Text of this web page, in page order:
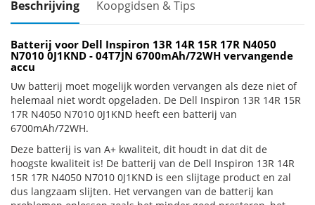
Beschrijving Koopgidsen & Tips
Batterij voor Dell Inspiron 13R 14R 15R 17R N4050
N7010 0J1KND - 04T7JN 6700mAh/72WH vervangende
accu
Uw batterij moet mogelijk worden vervangen als deze niet of
helemaal niet wordt opgeladen. De Dell Inspiron 13R 14R 15R
17R N4050 N7010 0J1KND heeft een batterij van
6700mAh/72WH.
Deze batterij is van A+ kwaliteit, dit houdt in dat dit de
hoogste kwaliteit is! De batterij van de Dell Inspiron 13R 14R
15R 17R N4050 N7010 0J1KND is een slijtage product en zal
dus langzaam slijten. Het vervangen van de batterij kan